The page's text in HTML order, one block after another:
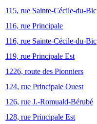
115, rue Sainte-Cécile-du-Bic
116, rue Principale
116, rue Sainte-Cécile-du-Bic
119, rue Principale Est
1226, route des Pionniers
124, rue Principale Ouest
126, rue J.-Romuald-Bérubé
128, rue Principale Est